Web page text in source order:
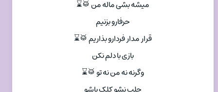
میشه بشی ماله من 🥁⌛
حرفارو بزنیم
قرار مدار فردارو بذاریم 🥁⌛
بازی با دلم نکن
وگرنه نه من نه تو 🥁⌛